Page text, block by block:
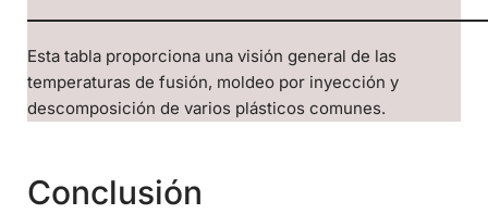
Esta tabla proporciona una visión general de las
temperaturas de fusión, moldeo por inyección y
descomposición de varios plásticos comunes.
Conclusión